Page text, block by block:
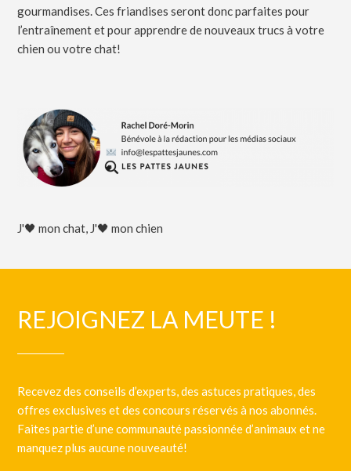
gourmandises. Ces friandises seront donc parfaites pour
l’entraînement et pour apprendre de nouveaux trucs à votre
chien ou votre chat!
J'🖤 mon chat, J'🖤 mon chien
REJOIGNEZ LA MEUTE !
Recevez des conseils d’experts, des astuces pratiques, des
offres exclusives et des concours réservés à nos abonnés.
Faites partie d’une communauté passionnée d’animaux et ne
manquez plus aucune nouveauté!